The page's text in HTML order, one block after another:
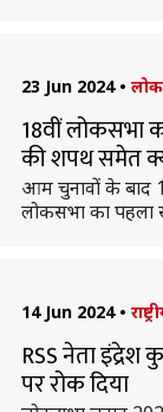
23 Jun 2024 •
18वीं लोकसभा
की शपथ समेत
आम चुनावों के बाद
लोकसभा का पहला
14 Jun 2024 •
RSS नेता इंद्रेश
पर रोक दिया